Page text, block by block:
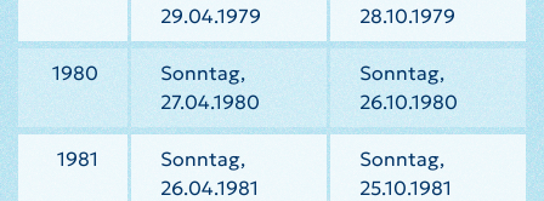
29.04.1979
28.10.1979
1980
Sonntag,
27.04.1980
Sonntag,
26.10.1980
1981
Sonntag,
26.04.1981
Sonntag,
25.10.1981